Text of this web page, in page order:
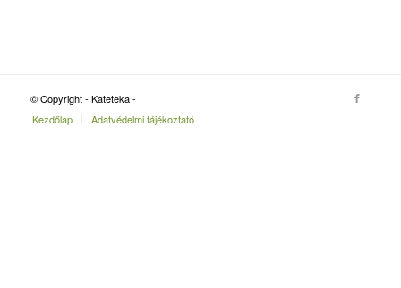
© Copyright - Kateteka -
Kezdőlap
Adatvédelmi tájékoztató